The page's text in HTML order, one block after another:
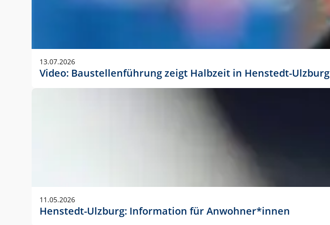
13.07.2026
Video: Baustellenführung zeigt Halbzeit in Henstedt-Ulzburg
11.05.2026
Henstedt-Ulzburg: Information für Anwohner*innen